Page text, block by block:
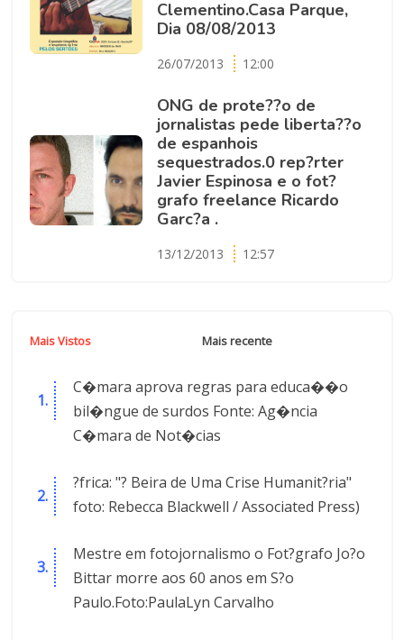
Clementino.Casa Parque,
Dia 08/08/2013
26/07/2013 12:00
ONG de prote??o de
jornalistas pede liberta??o
de espanhois
sequestrados.0 rep?rter
Javier Espinosa e o fot?
grafo freelance Ricardo
Garc?a .
13/12/2013 12:57
Mais Vistos Mais recente
C�mara aprova regras para educa��o
bil�ngue de surdos Fonte: Ag�ncia
C�mara de Not�cias
?frica: "? Beira de Uma Crise Humanit?ria"
foto: Rebecca Blackwell / Associated Press)
Mestre em fotojornalismo o Fot?grafo Jo?o
Bittar morre aos 60 anos em S?o
Paulo.Foto:PaulaLyn Carvalho